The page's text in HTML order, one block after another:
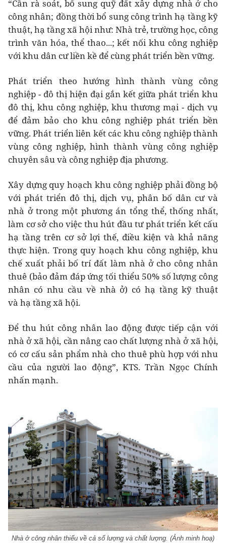
“Cần rà soát, bổ sung quỹ đất xây dựng nhà ở cho
công nhân; đồng thời bổ sung công trình hạ tầng kỹ
thuật, hạ tầng xã hội như: Nhà trẻ, trường học, công
trình văn hóa, thể thao...; kết nối khu công nghiệp
với khu dân cư liền kề để cùng phát triển bền vững.
Phát triển theo hướng hình thành vùng công
nghiệp - đô thị hiện đại gắn kết giữa phát triển khu
đô thị, khu công nghiệp, khu thương mại - dịch vụ
để đảm bảo cho khu công nghiệp phát triển bền
vững. Phát triển liên kết các khu công nghiệp thành
vùng công nghiệp, hình thành vùng công nghiệp
chuyên sâu và công nghiệp địa phương.
Xây dựng quy hoạch khu công nghiệp phải đồng bộ
với phát triển đô thị, dịch vụ, phân bố dân cư và
nhà ở trong một phương án tổng thể, thống nhất,
làm cơ sở cho việc thu hút đầu tư phát triển kết cấu
hạ tầng trên cơ sở lợi thế, điều kiện và khả năng
thực hiện. Trong quy hoạch khu công nghiệp, khu
chế xuất phải bố trí đất làm nhà ở cho công nhân
thuê (bảo đảm đáp ứng tối thiểu 50% số lượng công
nhân có nhu cầu về nhà ở) có hạ tầng kỹ thuật
và hạ tầng xã hội.
Để thu hút công nhân lao động được tiếp cận với
nhà ở xã hội, cần nâng cao chất lượng nhà ở xã hội,
có cơ cấu sản phẩm nhà cho thuê phù hợp với nhu
cầu của người lao động”, KTS. Trần Ngọc Chính
nhấn mạnh.
Nhà ở công nhân thiếu về cả số lượng và chất lượng. (Ảnh minh hoạ)